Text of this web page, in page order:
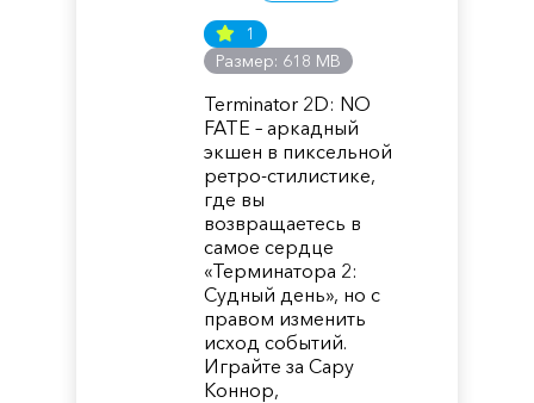
1
Размер: 618 MB
Terminator 2D: NO
FATE – аркадный
экшен в пиксельной
ретро-стилистике,
где вы
возвращаетесь в
самое сердце
«Терминатора 2:
Судный день», но с
правом изменить
исход событий.
Играйте за Сару
Коннор,